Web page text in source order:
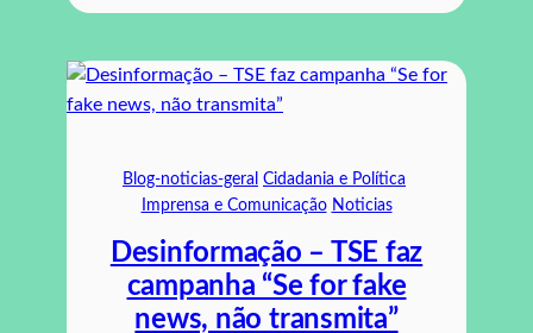
Blog-noticias-geral Cidadania e Política
Imprensa e Comunicação Noticias
Desinformação – TSE faz
campanha “Se for fake
news, não transmita”